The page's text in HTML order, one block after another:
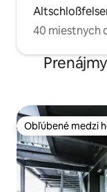
40 miestnych
Obľúbené medzi
Obľúbené medzi